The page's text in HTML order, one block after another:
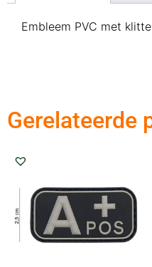
Embleem PVC met
Gerelateerde